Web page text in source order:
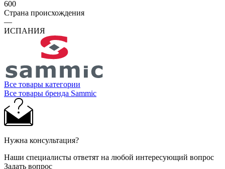
600
Страна происхождения
—
ИСПАНИЯ
Все товары категории
Все товары бренда Sammic
Нужна консультация?
Наши специалисты ответят на любой интересующий вопрос
Задать вопрос